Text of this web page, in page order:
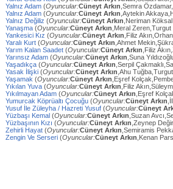
Yalnız Adam (Oyuncular:Cüneyt Arkın ,Semra
Yalnız Adam (Oyuncular:Cüneyt Arkın ,Aytekin
Yalnız Değiliz (Oyuncular:Cüneyt Arkın ,Neriman
Yanaşma (Oyuncular:Cüneyt Arkın ,Meral
Yankesici Kız (Oyuncular:Cüneyt Arkın ,Filiz
Yaralı Kurt (Oyuncular:Cüneyt Arkın ,Ahmet
Yarım Kalan Saadet (Oyuncular:Cüneyt Arkın ,Filiz
Yarınsız Adam (Oyuncular:Cüneyt Arkın ,Suna
Yaşadıkça (Oyuncular:Cüneyt Arkın ,Serpil
Yasak İlişki (Oyuncular:Cüneyt Arkın ,Ahu
Yaşamak (Oyuncular:Cüneyt Arkın ,Eşref
Yıkılan Yuva (Oyuncular:Cüneyt Arkın ,Filiz
Yıkılmayan Adam (Oyuncular:Cüneyt Arkın ,Eşref
Yumurcak Köprüaltı Çocuğu (Oyuncular:Cüneyt Arkın
Yusuf İle Züleyha / Hazreti Yusuf (Oyuncular:Cüneyt
Yüzbaşı Kemal (Oyuncular:Cüneyt Arkın ,Suzan
Yüzbaşının Kızı (Oyuncular:Cüneyt Arkın ,Zeynep
Zehirli Hayat (Oyuncular:Cüneyt Arkın ,Semiramis
Zengin Ve Serseri (Oyuncular:Cüneyt Arkın ,Kenan